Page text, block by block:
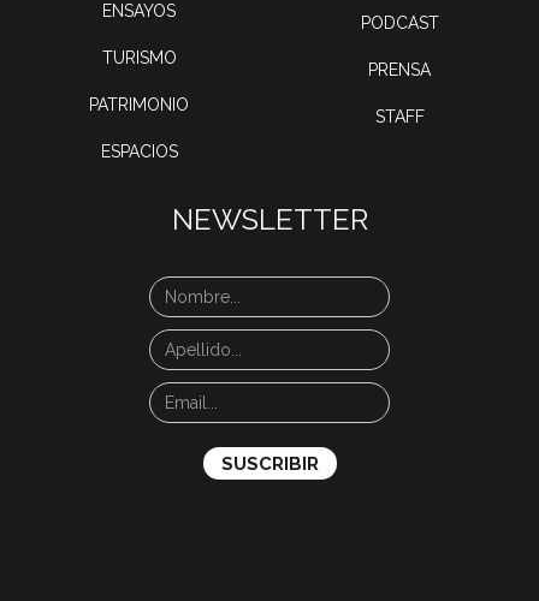
ENSAYOS
TURISMO
PATRIMONIO
ESPACIOS
PODCAST
PRENSA
STAFF
NEWSLETTER